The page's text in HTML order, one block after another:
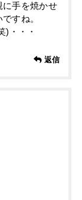
に手を焼かせ
すね。
)・・・
返信